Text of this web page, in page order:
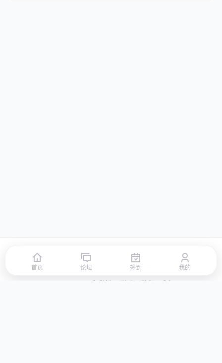
首页 签到 积分商城 站点地图
© 2026 LLBBS 乐乐论坛 · 独立开发者阿乐出品
首页 论坛 签到 我的